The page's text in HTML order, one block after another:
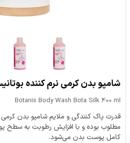
شامپو بدن کرمی نرم کننده بوتانیس 400 میلی
Botanis Body Wash Bota Silk 400 ml
قدرت پاک کنندگی و ملایم شامپو بدن کرمی
مطلوب بوده و با افزایش رطوبت به
کامل پوست بدن می‌شود.